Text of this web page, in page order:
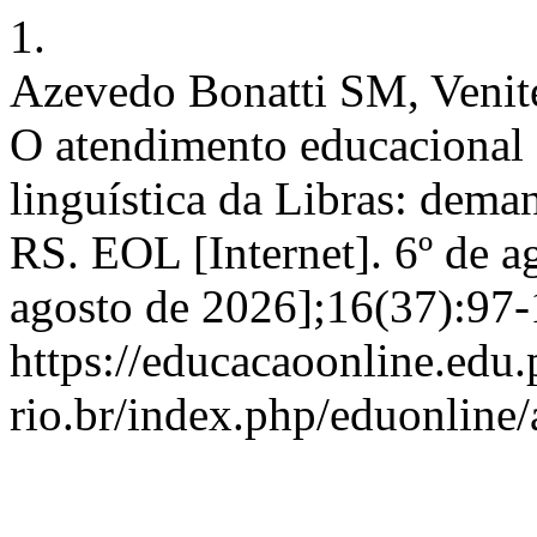
1.
Azevedo Bonatti SM,
O atendimento
linguística da Libras:
RS. EOL [Internet]. 6º de
agosto de
https://
rio.br/index.php/